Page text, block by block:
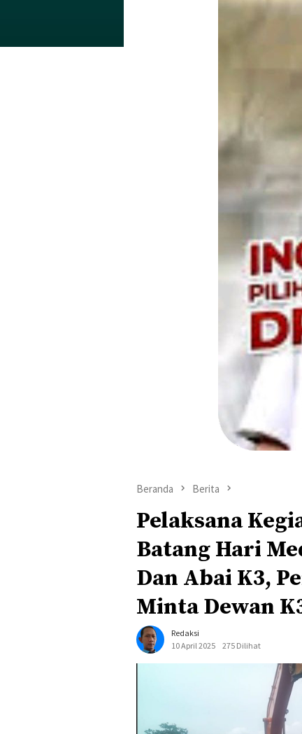
Beranda Berita
Pelaksana
Batang Hari
Dan Abai K3,
Minta Dewan
Redaksi
10 April 2025
275 Dilihat